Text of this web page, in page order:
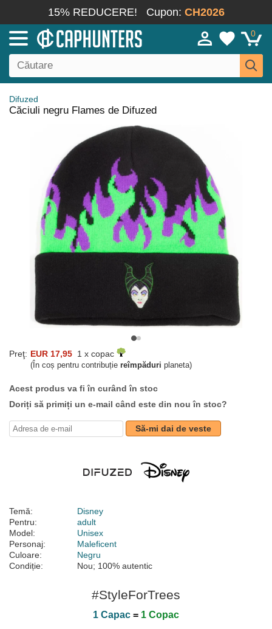
15% REDUCERE! Cupon: CH2026
0
Difuzed
Căciuli negru Flames de Difuzed
Preţ: EUR 17,95 1 x copac
(În coș pentru contribuție reîmpăduri planeta)
Acest produs va fi în curând în stoc
Doriți să primiți un e-mail când este din nou în stoc?
Să-mi dai de veste
Temă:
Disney
Pentru:
adult
Model:
Unisex
Personaj:
Maleficent
Culoare:
Negru
Condiție:
Nou; 100% autentic
#StyleForTrees
1 Capac = 1 Copac